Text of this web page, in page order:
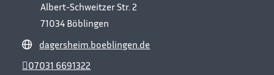
Albert-Schweitzer Str. 2
71034 Böblingen
dagersheim.boeblingen.de
07031 6691322